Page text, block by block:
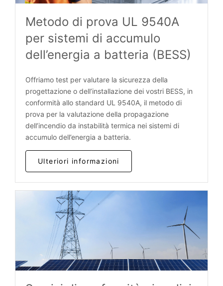
Metodo di prova UL 9540A
per sistemi di accumulo
dell’energia a batteria (BESS)
Offriamo test per valutare la sicurezza della
progettazione o dell’installazione dei vostri BESS, in
conformità allo standard UL 9540A, il metodo di
prova per la valutazione della propagazione
dell’incendio da instabilità termica nei sistemi di
accumulo dell’energia a batteria.
Ulteriori informazioni